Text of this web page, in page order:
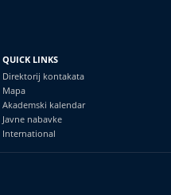
QUICK LINKS
Direktorij kontakata
Mapa
Akademski kalendar
Javne nabavke
International